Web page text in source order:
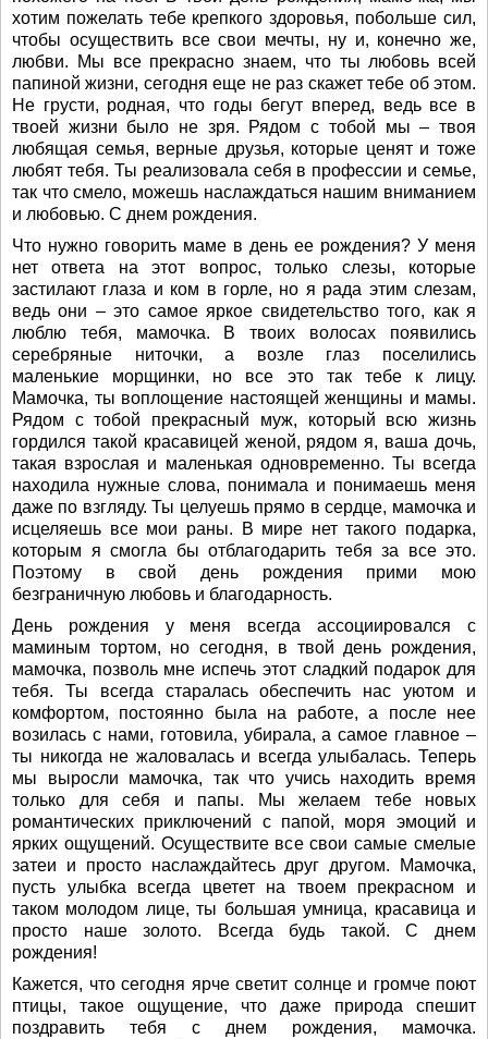
хотим пожелать тебе крепкого здоровья, побольше сил,
чтобы осуществить все свои мечты, ну и, конечно же,
любви. Мы все прекрасно знаем, что ты любовь всей
папиной жизни, сегодня еще не раз скажет тебе об этом.
Не грусти, родная, что годы бегут вперед, ведь все в
твоей жизни было не зря. Рядом с тобой мы – твоя
любящая семья, верные друзья, которые ценят и тоже
любят тебя. Ты реализовала себя в профессии и семье,
так что смело, можешь наслаждаться нашим вниманием
и любовью. С днем рождения.
Что нужно говорить маме в день ее рождения? У меня
нет ответа на этот вопрос, только слезы, которые
застилают глаза и ком в горле, но я рада этим слезам,
ведь они – это самое яркое свидетельство того, как я
люблю тебя, мамочка. В твоих волосах появились
серебряные ниточки, а возле глаз поселились
маленькие морщинки, но все это так тебе к лицу.
Мамочка, ты воплощение настоящей женщины и мамы.
Рядом с тобой прекрасный муж, который всю жизнь
гордился такой красавицей женой, рядом я, ваша дочь,
такая взрослая и маленькая одновременно. Ты всегда
находила нужные слова, понимала и понимаешь меня
даже по взгляду. Ты целуешь прямо в сердце, мамочка и
исцеляешь все мои раны. В мире нет такого подарка,
которым я смогла бы отблагодарить тебя за все это.
Поэтому в свой день рождения прими мою
безграничную любовь и благодарность.
День рождения у меня всегда ассоциировался с
маминым тортом, но сегодня, в твой день рождения,
мамочка, позволь мне испечь этот сладкий подарок для
тебя. Ты всегда старалась обеспечить нас уютом и
комфортом, постоянно была на работе, а после нее
возилась с нами, готовила, убирала, а самое главное –
ты никогда не жаловалась и всегда улыбалась. Теперь
мы выросли мамочка, так что учись находить время
только для себя и папы. Мы желаем тебе новых
романтических приключений с папой, моря эмоций и
ярких ощущений. Осуществите все свои самые смелые
затеи и просто наслаждайтесь друг другом. Мамочка,
пусть улыбка всегда цветет на твоем прекрасном и
таком молодом лице, ты большая умница, красавица и
просто наше золото. Всегда будь такой. С днем
рождения!
Кажется, что сегодня ярче светит солнце и громче поют
птицы, такое ощущение, что даже природа спешит
поздравить тебя с днем рождения, мамочка.